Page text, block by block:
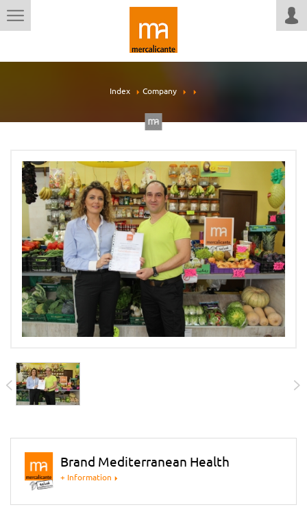
Index Company
Brand Mediterranean Health
+ Information